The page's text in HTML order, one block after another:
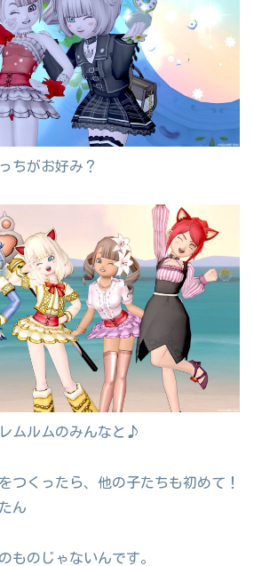
ちがお好み？
ムルムのみんなと♪
つくったら、他の子たちも初めて！
ん
ものじゃないんです。